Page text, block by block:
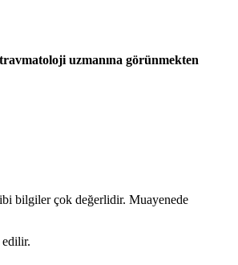
uzmanına görünmekten
bilgiler çok değerlidir. Muayenede